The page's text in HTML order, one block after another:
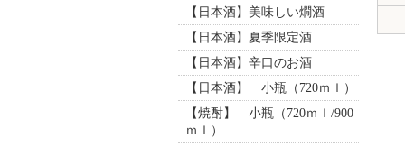
【日本酒】美味しい燗酒
【日本酒】夏季限定酒
【日本酒】辛口のお酒
【日本酒】 小瓶（720ｍｌ）
【焼酎】 小瓶（720ｍｌ/900
ｍｌ）